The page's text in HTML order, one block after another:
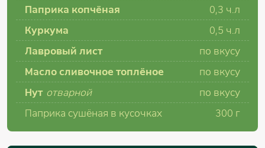
Паприка копчёная
0,3 ч.л
Куркума
0,5 ч.л
Лавровый лист
по вкусу
Масло сливочное топлёное
по вкусу
Нут отварной
по вкусу
Паприка сушёная в кусочках
300 г